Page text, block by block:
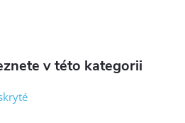
v této kategorii